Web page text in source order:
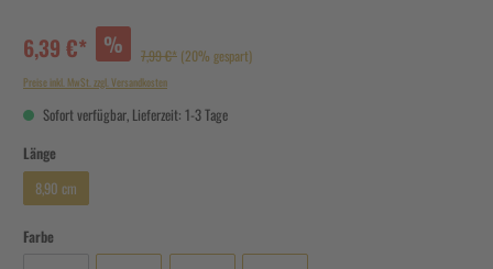
6,39 €* % 7,99 €* (20% gespart)
Preise inkl. MwSt. zzgl. Versandkosten
Sofort verfügbar, Lieferzeit: 1-3 Tage
Länge
8,90 cm
Farbe